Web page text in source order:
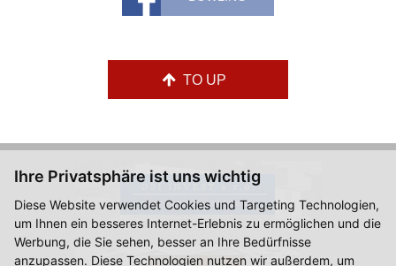
Ihre Privatsphäre ist uns wichtig
Diese Website verwendet Cookies und Targeting Technologien,
um Ihnen ein besseres Internet-Erlebnis zu ermöglichen und die
Werbung, die Sie sehen, besser an Ihre Bedürfnisse
anzupassen. Diese Technologien nutzen wir außerdem, um
TO UP